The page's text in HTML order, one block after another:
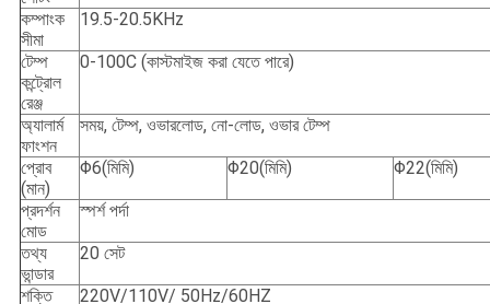
কম্পাংক
সীমা
19.5-20.5KHz
টেম্প
কন্ট্রোল
রেঞ্জ
0-100C (কাস্টমাইজ করা যেতে পারে)
অ্যালার্ম
ফাংশন
সময়, টেম্প, ওভারলোড, নো-লোড, ওভার টেম্প
প্রোব
(মান)
Φ6(মিমি) Φ20(মিমি) Φ22(মিমি)
প্রদর্শন
মোড
স্পর্শ পর্দা
তথ্য
ভান্ডার
20 সেট
শক্তি
220V/110V/ 50Hz/60HZ